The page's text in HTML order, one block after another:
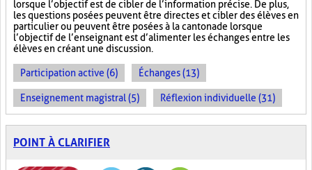
lorsque l’objectif est de cibler de l’information précise. De plus,
les questions posées peuvent être directes et cibler des élèves en
particulier ou peuvent être posées à la cantonade lorsque
l’objectif de l’enseignant est d’alimenter les échanges entre les
élèves en créant une discussion.
Participation active (6) Échanges (13)
Enseignement magistral (5) Réflexion individuelle (31)
POINT À CLARIFIER